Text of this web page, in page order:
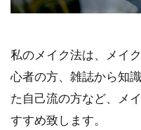
私のメイク法は、メイ
心者の方、雑誌から知
た自己流の方など、メ
すすめ致します。